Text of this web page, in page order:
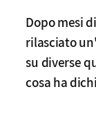
Dopo mesi
rilasciato
su diverse
cosa ha